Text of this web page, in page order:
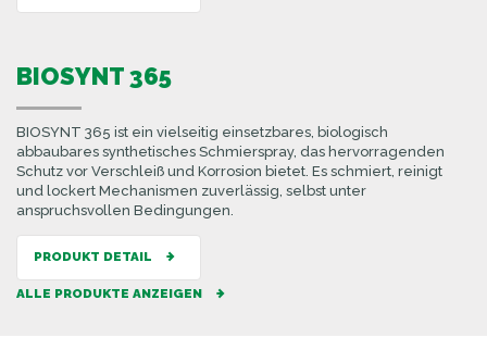
BIOSYNT 365
BIOSYNT 365 ist ein vielseitig einsetzbares, biologisch
abbaubares synthetisches Schmierspray, das hervorragenden
Schutz vor Verschleiß und Korrosion bietet. Es schmiert, reinigt
und lockert Mechanismen zuverlässig, selbst unter
anspruchsvollen Bedingungen.
PRODUKT DETAIL
ALLE PRODUKTE ANZEIGEN